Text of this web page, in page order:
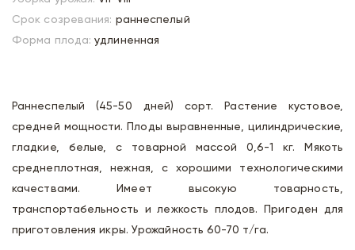
Срок созревания: раннеспелый
Форма плода: удлиненная
Раннеспелый (45-50 дней) сорт. Растение кустовое,
средней мощности. Плоды выравненные, цилиндрические,
гладкие, белые, с товарной массой 0,6-1 кг. Мякоть
среднеплотная, нежная, с хорошими технологическими
качествами. Имеет высокую товарность,
транспортабельность и лежкость плодов. Пригоден для
приготовления икры. Урожайность 60-70 т/га.